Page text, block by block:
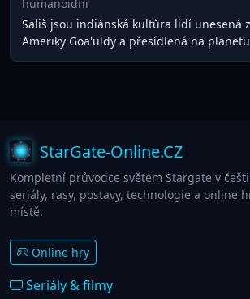
humanoidni
Sališ jsou indiánská kultůra lidí unesená
Ameriky Goa'uldy a přesídlená na
StarGate-Online.CZ
Kompletní průvodce světem Stargate v
seriály, rasy, postavy, technologie a online
místě.
Online hry
Seriály & filmy